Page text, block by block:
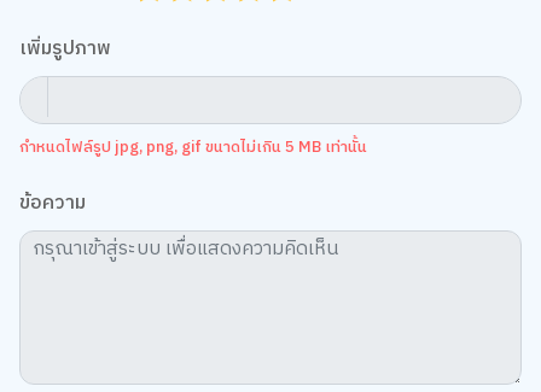
เพิ่มรูปภาพ
กำหนดไฟล์รูป jpg, png, gif ขนาดไม่เกิน 5 MB เท่านั้น